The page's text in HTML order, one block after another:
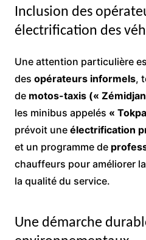
Inclusion des
électrification des
Une attention particulière
des opérateurs informels,
de motos-taxis («
les minibus appelés «
prévoit une électrification
et un programme de
chauffeurs pour améliorer
la qualité du service.
Une démarche